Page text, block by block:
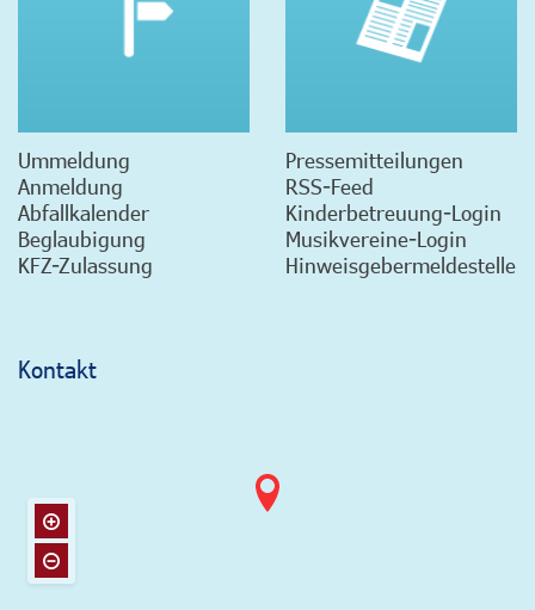
Ummeldung
Anmeldung
Abfallkalender
Beglaubigung
KFZ-Zulassung
Pressemitteilungen
RSS-Feed
Kinderbetreuung-Login
Musikvereine-Login
Hinweisgebermeldestelle
Kontakt